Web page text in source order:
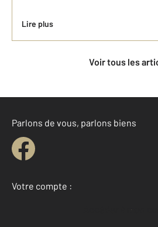
Lire plus
Voir tous les
Parlons de vous, parlons biens
Votre compte :
Accéder à mon